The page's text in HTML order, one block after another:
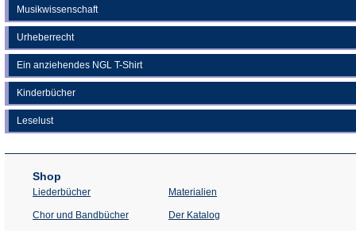
Musikwissenschaft
Urheberrecht
Ein anziehendes NGL T-Shirt
Kinderbücher
Leselust
Shop
Liederbücher
Chor und Bandbücher
Materialien
Der Katalog